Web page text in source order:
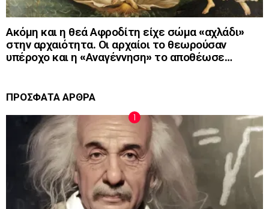
Ακόμη και η θεά Αφροδίτη είχε σώμα «αχλάδι»
στην αρχαιότητα. Οι αρχαίοι το θεωρούσαν
υπέροχο και η «Αναγέννηση» το αποθέωσε…
ΠΡΟΣΦΑΤΑ ΑΡΘΡΑ